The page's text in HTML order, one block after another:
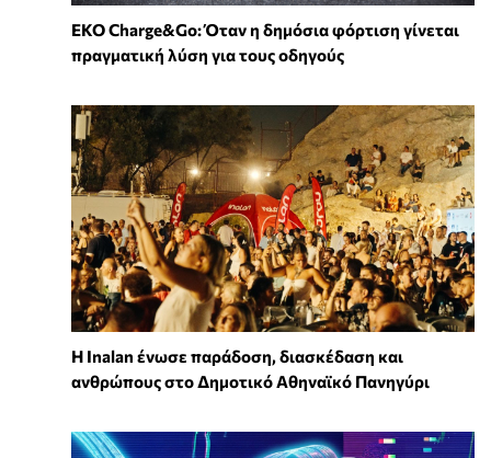
EKO Charge&Go: Όταν η δημόσια φόρτιση γίνεται
πραγματική λύση για τους οδηγούς
Η Inalan ένωσε παράδοση, διασκέδαση και
ανθρώπους στο Δημοτικό Αθηναϊκό Πανηγύρι